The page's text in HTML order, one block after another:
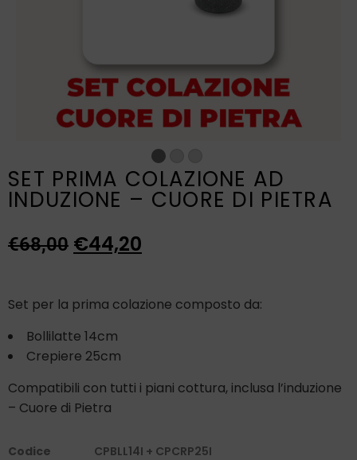
SET PRIMA COLAZIONE AD
INDUZIONE – CUORE DI PIETRA
€68,00 €44,20
Set per la prima colazione composto da:
Bollilatte 14cm
Crepiere 25cm
Compatibili con tutti i piani cottura, inclusa l’induzione
– Cuore di Pietra
Codice
CPBLL14I + CPCRP25I